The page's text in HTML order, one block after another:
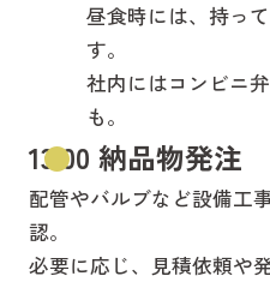
昼食時には、持っ
す。
社内にはコンビニ
も。
13:00 納品物発注
配管やバルブなど設備工
認。
必要に応じ、見積依頼や